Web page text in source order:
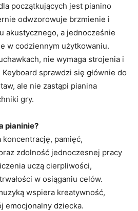
początkujących jest pianino
odwzorowuje brzmienie i
akustycznego, a jednocześnie
w codziennym użytkowaniu.
nie wymaga strojenia i
sprawdzi się głównie do
ale nie zastąpi pianina
gry.
pianinie?
koncentrację, pamięć,
zdolność jednoczesnej pracy
uczą cierpliwości,
w osiąganiu celów.
wspiera kreatywność,
emocjonalny dziecka.